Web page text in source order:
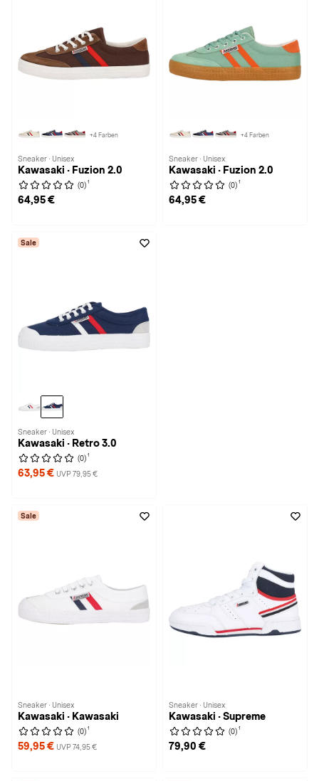
+4 Farben
Sneaker · Unisex
Kawasaki · Fuzion 2.0
(0) 1
64,95 €
+4 Farben
Sneaker · Unisex
Kawasaki · Fuzion 2.0
(0) 1
64,95 €
Sale
Sneaker · Unisex
Kawasaki · Retro 3.0
(0) 1
63,95 € UVP 79,95 €
Sale
Sneaker · Unisex
Kawasaki · Kawasaki
(0) 1
59,95 € UVP 74,95 €
Sneaker · Unisex
Kawasaki · Supreme
(0) 1
79,90 €